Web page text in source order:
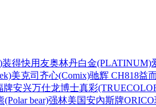
装得快用友奥林丹白金(PLATINUM)
美克司 齐心(Comix)驰辉 CH818益
牌安兴万仕龙博士真彩
(Polar bear)强林美国安內斯牌ORICO